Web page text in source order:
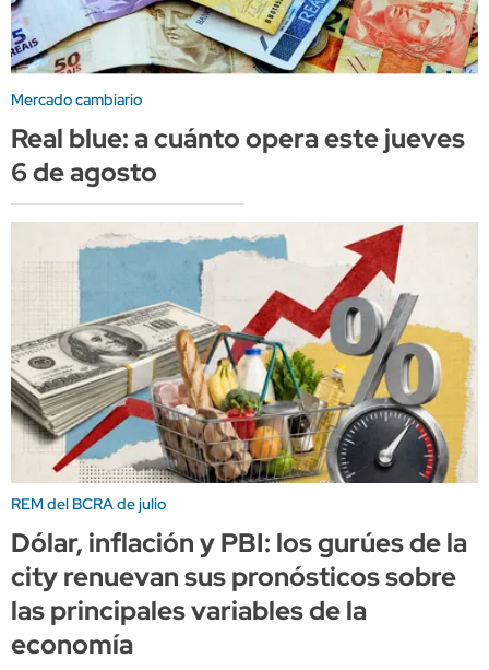
Mercado cambiario
Real blue: a cuánto opera este jueves
6 de agosto
REM del BCRA de julio
Dólar, inflación y PBI: los gurúes de la
city renuevan sus pronósticos sobre
las principales variables de la
economía